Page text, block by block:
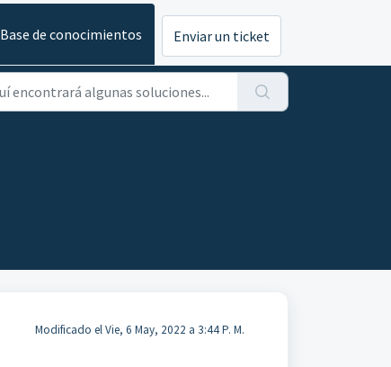
Base de conocimientos Enviar un ticket
Modificado el Vie, 6 May, 2022 a 3:44 P. M.